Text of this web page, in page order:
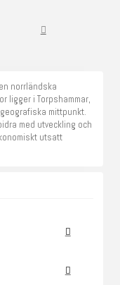
norrländska
ligger i Torpshammar,
mittpunkt.
med utveckling och
utsatt